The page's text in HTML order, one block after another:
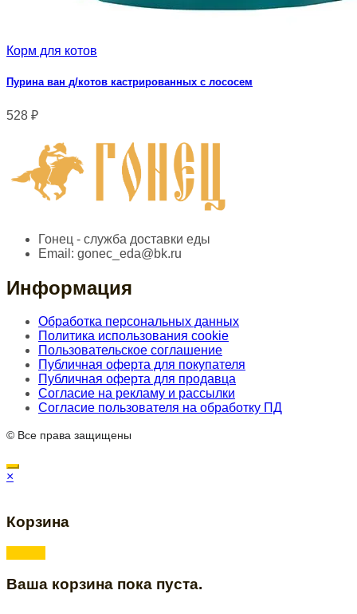
Корм для котов
Пурина ван д/котов кастрированных с лососем
528 ₽
Гонец - служба доставки еды
Email: gonec_eda@bk.ru
Информация
Обработка персональных данных
Политика использования cookie
Пользовательское соглашение
Публичная оферта для покупателя
Публичная оферта для продавца
Согласие на рекламу и рассылки
Согласие пользователя на обработку ПД
© Все права защищены
×
Корзина
Ваша корзина пока пуста.